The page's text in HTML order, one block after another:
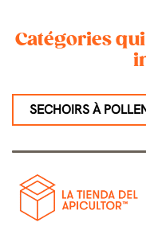
Catégories
SECHOIRS À